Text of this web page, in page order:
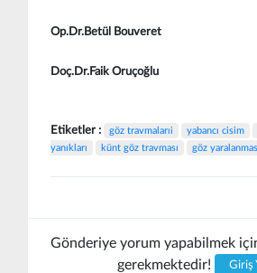
Op.Dr.Betül Bouveret
Doç.Dr.Faik Oruçoğlu
Etiketler : göz travmalarıi yabancı cisim
yanıkları
künt göz travması göz
Gönderiye yorum yapabilmek
gerekmektedir!
Giriş